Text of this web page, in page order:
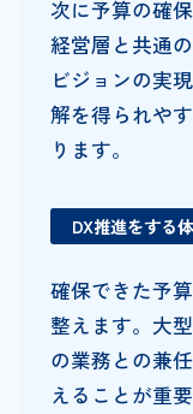
次に予算の確
経営層と共通
ビジョンの実
解を得られや
ります。
DX推進をする
確保できた予
整えます。大
の業務との兼
えることが重